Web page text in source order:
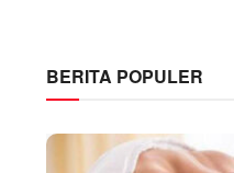
BERITA POPULER